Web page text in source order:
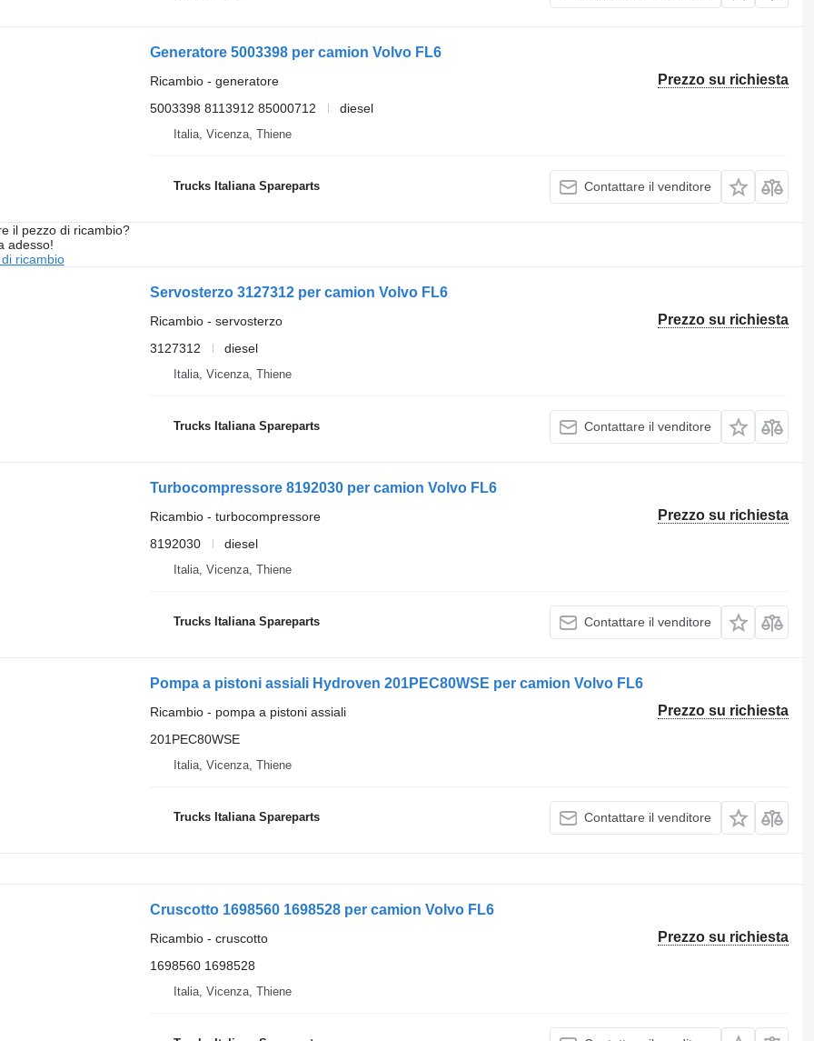
Generatore 5003398 per camion Volvo FL6
Prezzo su richiesta
Ricambio - generatore
5003398 8113912 85000712
diesel
Italia, Vicenza, Thiene
Trucks Italiana Spareparts Contattare il venditore
il pezzo di ricambio?
adesso!
ricambio
Servosterzo 3127312 per camion Volvo FL6
Prezzo su richiesta
Ricambio - servosterzo
3127312
diesel
Italia, Vicenza, Thiene
Trucks Italiana Spareparts Contattare il venditore
Turbocompressore 8192030 per camion Volvo FL6
Prezzo su richiesta
Ricambio - turbocompressore
8192030
diesel
Italia, Vicenza, Thiene
Trucks Italiana Spareparts Contattare il venditore
Pompa a pistoni assiali Hydroven 201PEC80WSE per camion Volvo FL6
Prezzo su richiesta
Ricambio - pompa a pistoni assiali
201PEC80WSE
Italia, Vicenza, Thiene
Trucks Italiana Spareparts Contattare il venditore
Cruscotto 1698560 1698528 per camion Volvo FL6
Prezzo su richiesta
Ricambio - cruscotto
1698560 1698528
Italia, Vicenza, Thiene